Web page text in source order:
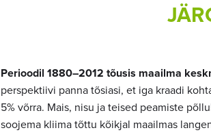
Perioodil 1880–2012 tõusis maailma
perspektiivi panna tõsiasi, et iga kraadi
5% võrra. Mais, nisu ja teised peamiste
soojema kliima tõttu kõikjal maailmas